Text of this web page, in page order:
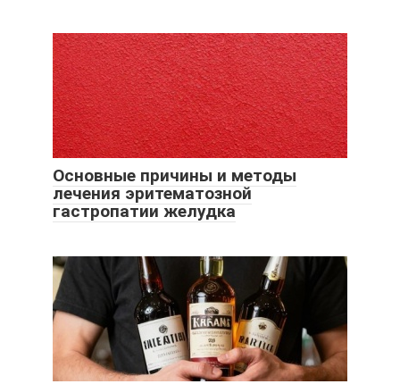
Основные причины и методы
лечения эритематозной
гастропатии желудка